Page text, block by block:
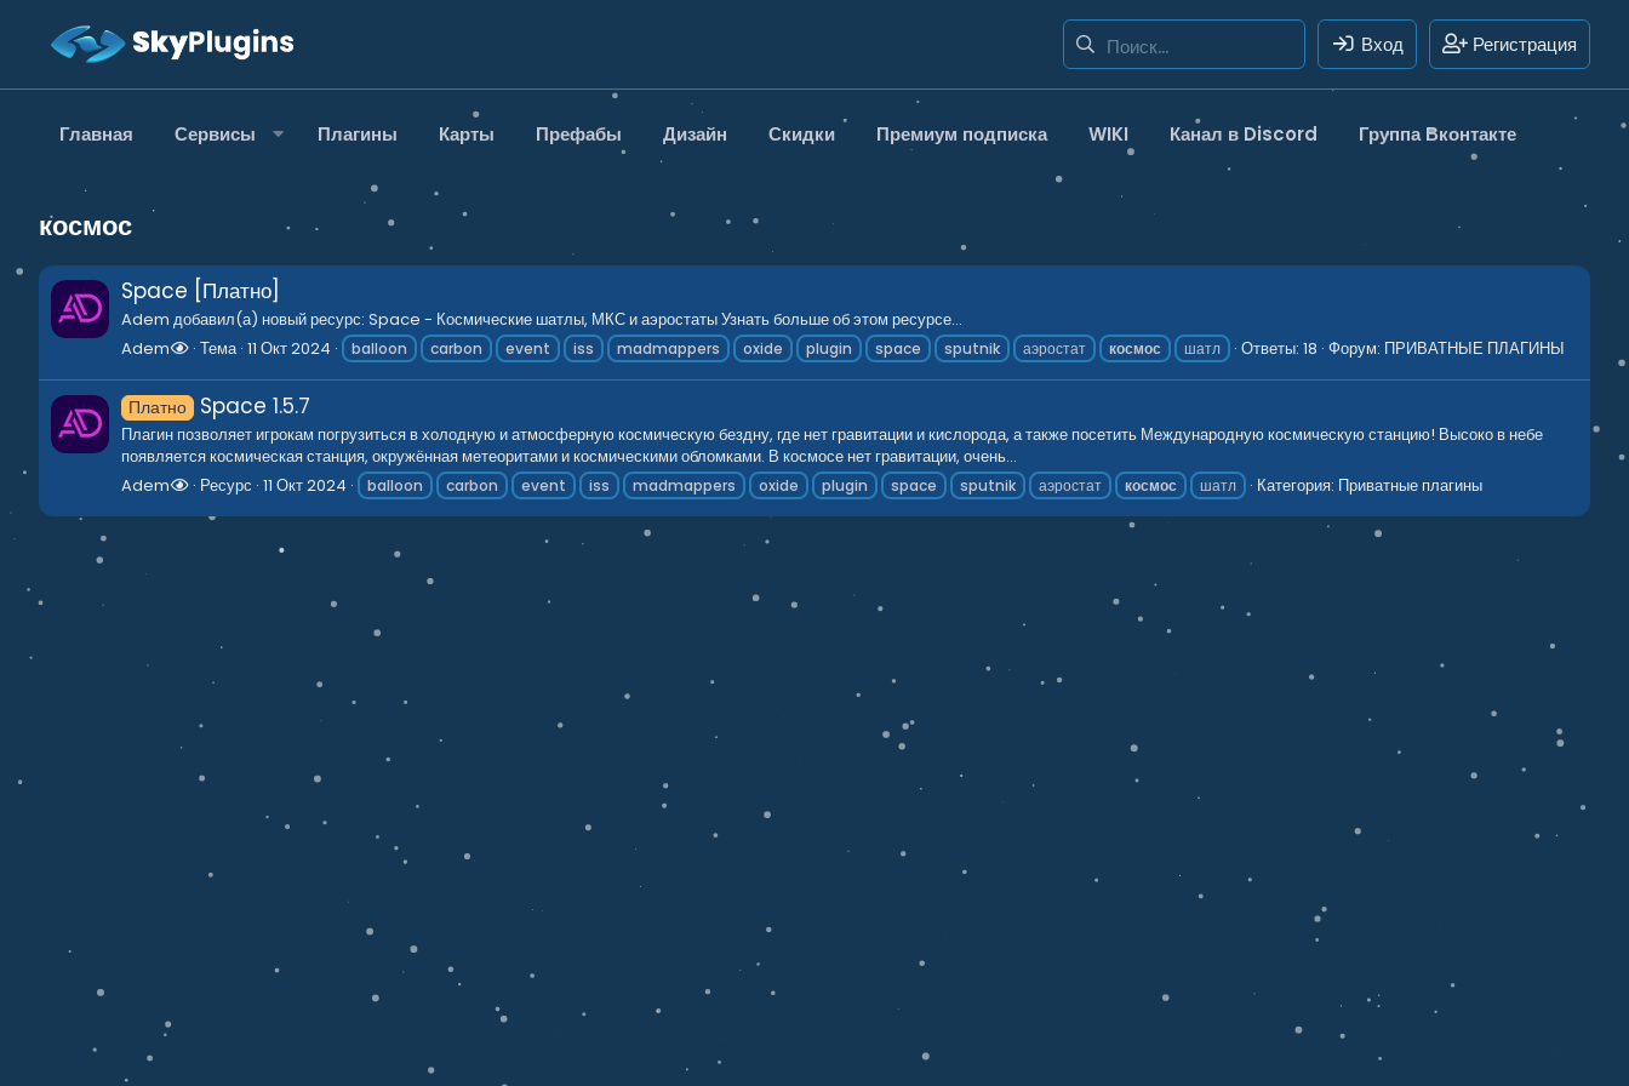
Вход Регистрация
Главная Сервисы Плагины Карты Префабы Дизайн Скидки Премиум подписка WIKI Канал в Discord Группа Вконтакте
космос
Space [Платно]
Adem добавил(а) новый ресурс: Space - Космические шатлы, МКС и аэростаты Узнать больше об этом ресурсе...
Adem
Тема 11 Окт 2024 balloon carbon event iss madmappers oxide plugin space sputnik аэростат космос шатл Ответы: 18 Форум: ПРИВАТНЫЕ ПЛАГИНЫ
Платно Space 1.5.7
Плагин позволяет игрокам погрузиться в холодную и атмосферную космическую бездну, где нет гравитации и кислорода, а также посетить Международную космическую станцию! Высоко в небе
появляется космическая станция, окружённая метеоритами и космическими обломками. В космосе нет гравитации, очень...
Adem
Ресурс 11 Окт 2024 balloon carbon event iss madmappers oxide plugin space sputnik аэростат космос шатл Категория: Приватные плагины